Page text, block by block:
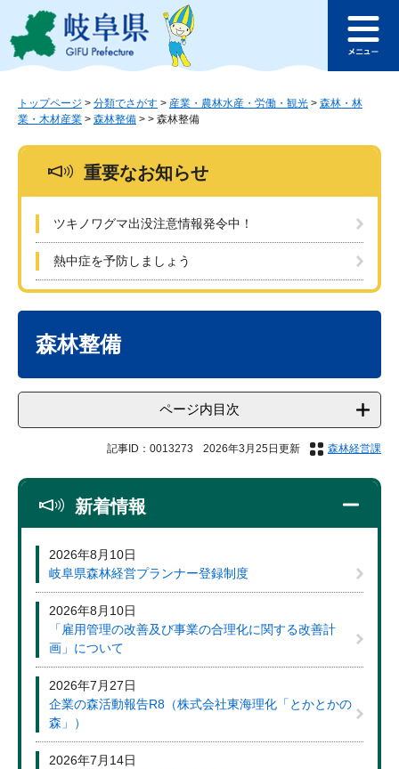
ジ
ュ
このページの本文へ
ュ
トップページ > 分類でさがす > 産業・農林水産・労働・観光 > 森林・林
業・木材産業 > 森林整備 > > 森林整備
重要なお知らせ
ツキノワグマ出没注意情報発令中！
熱中症を予防しましょう
森林整備
ページ内目次
記事ID：0013273 2026年3月25日更新 森林経営課
新着情報
2026年8月10日
岐阜県森林経営プランナー登録制度
2026年8月10日
「雇用管理の改善及び事業の合理化に関する改善計
画」について
2026年7月27日
企業の森活動報告R8（株式会社東海理化「とかとかの
森」）
2026年7月14日